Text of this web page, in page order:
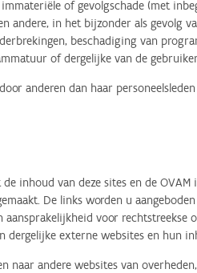
of gevolgschade (met
andere, in het bijzonder als gevolg
beschadiging van
of dergelijke van de
anderen dan haar
inhoud van deze sites en de OVAM
De links worden u
aansprakelijkheid voor rechtstreekse
externe websites en hun
naar andere websites van